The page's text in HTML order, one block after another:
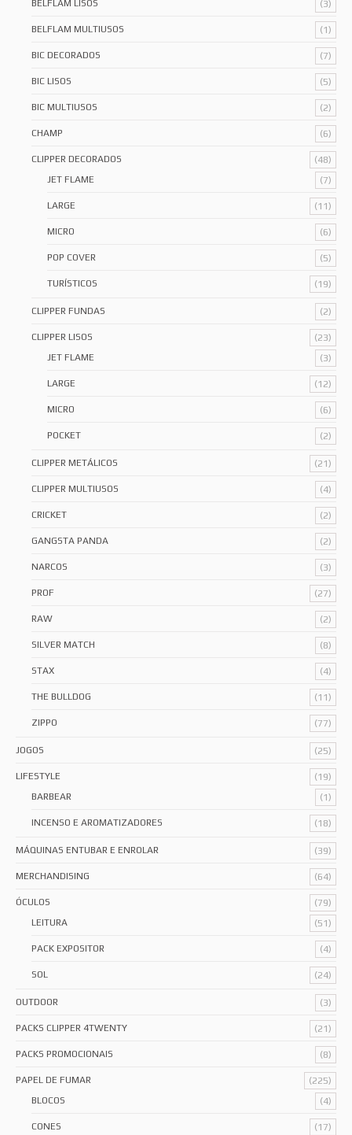
BELFLAM LISOS (3)
BELFLAM MULTIUSOS (1)
BIC DECORADOS (7)
BIC LISOS (5)
BIC MULTIUSOS (2)
CHAMP (6)
CLIPPER DECORADOS
(48)
JET FLAME
(7)
LARGE (11)
MICRO (6)
POP COVER (5)
TURÍSTICOS (19)
CLIPPER FUNDAS (2)
CLIPPER LISOS
(23)
JET FLAME
(3)
LARGE (12)
MICRO (6)
POCKET (2)
CLIPPER METÁLICOS (21)
CLIPPER MULTIUSOS (4)
CRICKET (2)
GANGSTA PANDA (2)
NARCOS (3)
PROF (27)
RAW (2)
SILVER MATCH (8)
STAX (4)
THE BULLDOG (11)
ZIPPO (77)
JOGOS (25)
LIFESTYLE
(19)
BARBEAR
(1)
INCENSO E AROMATIZADORES (18)
MÁQUINAS ENTUBAR E ENROLAR (39)
MERCHANDISING (64)
ÓCULOS
(79)
LEITURA
(51)
PACK EXPOSITOR (4)
SOL (24)
OUTDOOR (3)
PACKS CLIPPER 4TWENTY (21)
PACKS PROMOCIONAIS (8)
PAPEL DE FUMAR
(225)
BLOCOS
(4)
CONES (17)